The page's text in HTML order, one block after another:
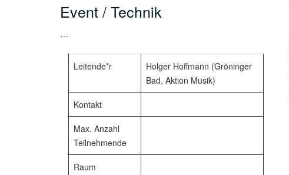
Event / Technik
…
Leitende*r
Holger Hoffmann (Gröninger
Bad, Aktion Musik)
Kontakt
Max. Anzahl
Teilnehmende
Raum